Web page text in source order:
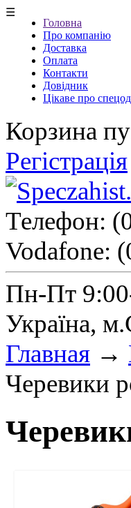
☰
Головна
Про компанію
Доставка
Оплата
Контакти
Довідник
Цікаве про
Корзина
Регістрація
Телефон:
Vodafone:
Пн-Пт
Україна,
Главная →
Черевики